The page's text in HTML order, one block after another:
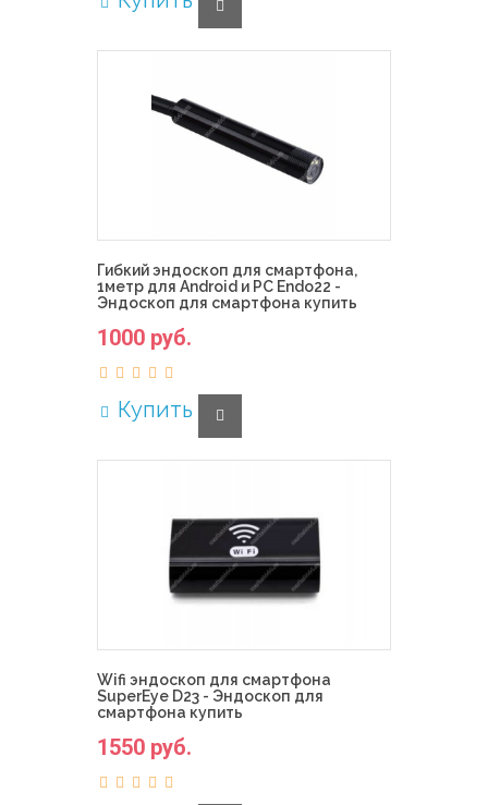
Гибкий эндоскоп для смартфона,
1метр для Android и PC Endo22 -
Эндоскоп для смартфона купить
1000 руб.
Купить
Wifi эндоскоп для смартфона
SuperEye D23 - Эндоскоп для
смартфона купить
1550 руб.